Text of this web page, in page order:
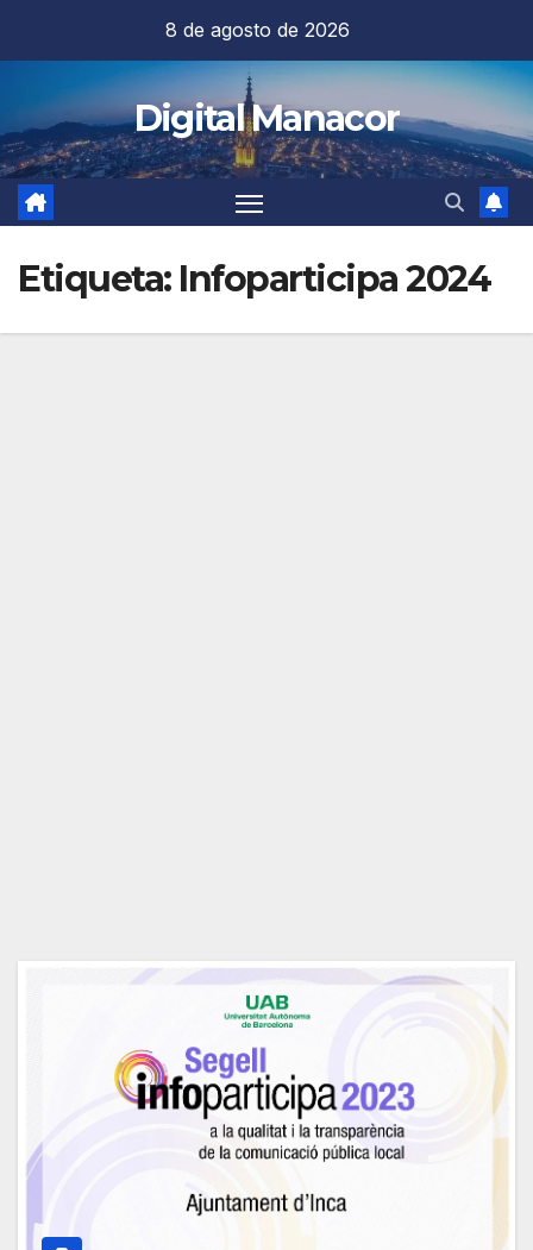
contenido
8 de agosto de 2026
Digital Manacor
Etiqueta: Infoparticipa 2024